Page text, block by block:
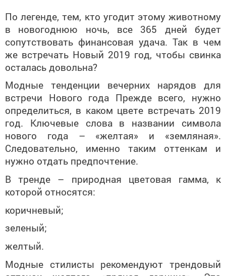
По легенде, тем, кто угодит этому животному
в новогоднюю ночь, все 365 дней будет
сопутствовать финансовая удача. Так в чем
же встречать Новый 2019 год, чтобы свинка
осталась довольна?
Модные тенденции вечерних нарядов для
встречи Нового года Прежде всего, нужно
определиться, в каком цвете встречать 2019
год. Ключевые слова в названии символа
нового года – «желтая» и «земляная».
Следовательно, именно таким оттенкам и
нужно отдать предпочтение.
В тренде – природная цветовая гамма, к
которой относятся:
коричневый;
зеленый;
желтый.
Модные стилисты рекомендуют трендовый